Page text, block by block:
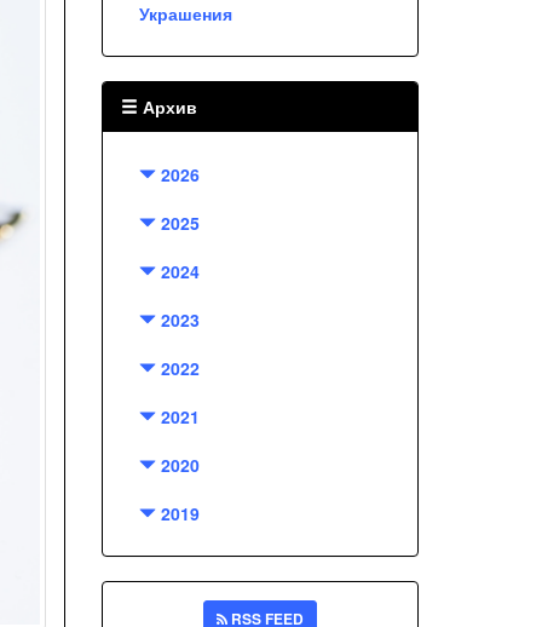
Украшения
Архив
2026
2025
2024
2023
2022
2021
2020
2019
RSS FEED